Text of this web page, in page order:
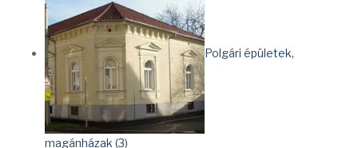
Polgári épületek,
magánházak (3)